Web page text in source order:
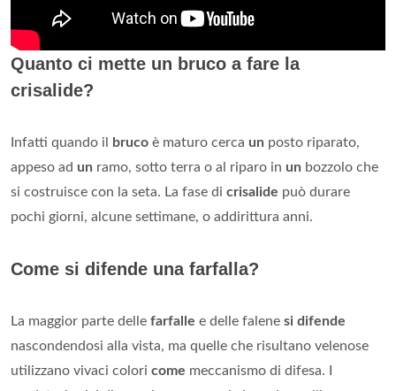
Quanto ci mette un bruco a fare la
crisalide?
Infatti quando il bruco è maturo cerca un posto riparato,
appeso ad un ramo, sotto terra o al riparo in un bozzolo che
si costruisce con la seta. La fase di crisalide può durare
pochi giorni, alcune settimane, o addirittura anni.
Come si difende una farfalla?
La maggior parte delle farfalle e delle falene si difende
nascondendosi alla vista, ma quelle che risultano velenose
utilizzano vivaci colori come meccanismo di difesa. I